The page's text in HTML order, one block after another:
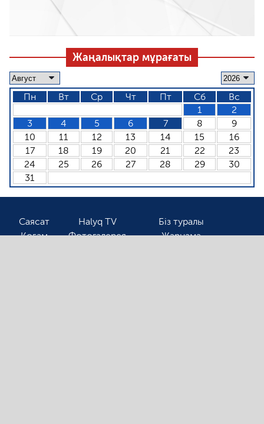
Жаңалықтар мұрағаты
Пн Вт Ср Чт Пт Сб
Вс
1
2
3
4 5 6 7 8
9
10
11 12 13 14 15
16
17
18 19 20 21 22
23
24
25 26 27 28 29
30
31
Саясат
Қоғам
Halyq TV
Фотогалерея
Біз туралы
Жарнама